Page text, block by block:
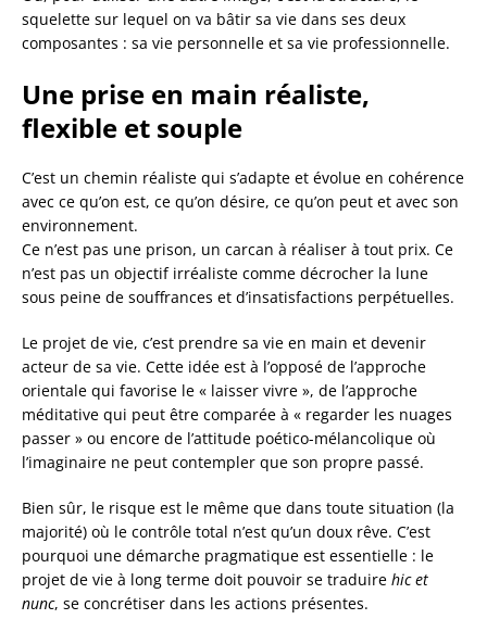
squelette sur lequel on va bâtir sa vie dans ses deux
composantes : sa vie personnelle et sa vie professionnelle.
Une prise en main réaliste,
flexible et souple
C’est un chemin réaliste qui s’adapte et évolue en cohérence
avec ce qu’on est, ce qu’on désire, ce qu’on peut et avec son
environnement.
Ce n’est pas une prison, un carcan à réaliser à tout prix. Ce
n’est pas un objectif irréaliste comme décrocher la lune
sous peine de souffrances et d’insatisfactions perpétuelles.
Le projet de vie, c’est prendre sa vie en main et devenir
acteur de sa vie. Cette idée est à l’opposé de l’approche
orientale qui favorise le « laisser vivre », de l’approche
méditative qui peut être comparée à « regarder les nuages
passer » ou encore de l’attitude poético-mélancolique où
l’imaginaire ne peut contempler que son propre passé.
Bien sûr, le risque est le même que dans toute situation (la
majorité) où le contrôle total n’est qu’un doux rêve. C’est
pourquoi une démarche pragmatique est essentielle : le
projet de vie à long terme doit pouvoir se traduire hic et
nunc, se concrétiser dans les actions présentes.